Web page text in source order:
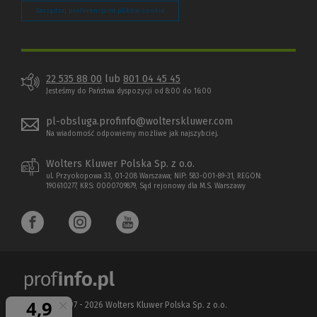
Zarządzaj preferencjami plików cookie
22 535 88 00 lub 801 04 45 45
Jesteśmy do Państwa dyspozycji od 8:00 do 16:00
pl-obsluga.profinfo@wolterskluwer.com
Na wiadomość odpowiemy możliwe jak najszybciej.
Wolters Kluwer Polska Sp. z o.o.
ul. Przyokopowa 33, 01-208 Warszawa; NIP: 583-001-89-31, REGON:
190610277, KRS: 0000709879, Sąd rejonowy dla M.S. Warszawy
Copyright 1997 - 2026 Wolters Kluwer Polska Sp. z o.o.